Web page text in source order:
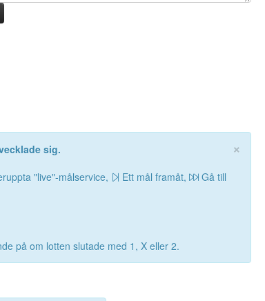
×
sig.
"live"-målservice, Ett mål framåt,
Gå till
på om lotten slutade med 1, X eller 2.